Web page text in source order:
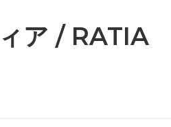
ア / RATIA